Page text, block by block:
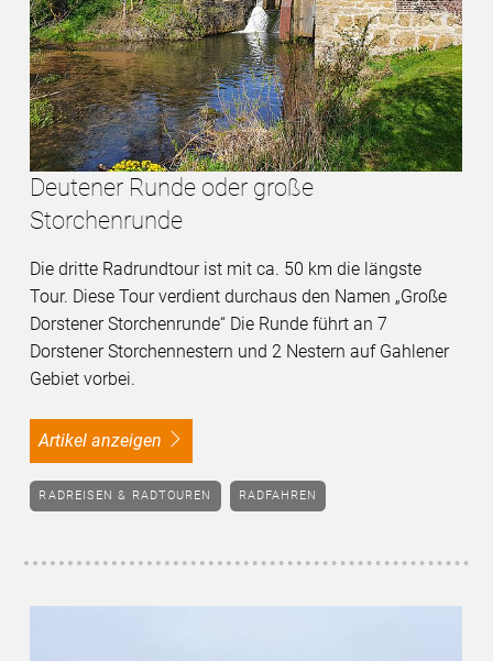
Deutener Runde oder große
Storchenrunde
Die dritte Radrundtour ist mit ca. 50 km die längste
Tour. Diese Tour verdient durchaus den Namen „Große
Dorstener Storchenrunde“ Die Runde führt an 7
Dorstener Storchennestern und 2 Nestern auf Gahlener
Gebiet vorbei.
Artikel anzeigen
RADREISEN & RADTOUREN RADFAHREN